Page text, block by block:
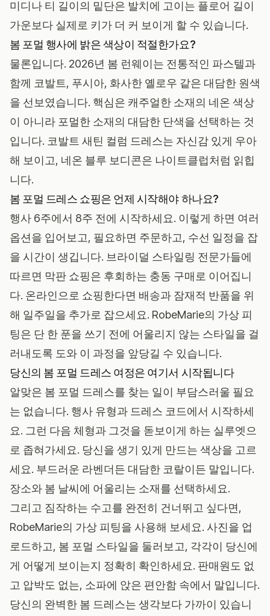
미디나 티 길이의 밑단은 발치에 고이는 플로어 길이
가운보다 실제로 키가 더 커 보이게 할 수 있습니다.
봄 포멀 행사에 밝은 색상이 적절한가요?
물론입니다. 2026년 봄 런웨이는 전통적인 파스텔과
함께 코발트, 푸시아, 화사한 옐로우 같은 대담한 원색
을 선보였습니다. 핵심은 캐주얼한 소재의 네온 색상
이 아니라 포멀한 소재의 대담한 단색을 선택하는 것
입니다. 코발트 새틴 컬럼 드레스는 자신감 있게 우아
해 보이고, 네온 블루 보디콘은 나이트클럽처럼 읽힙
니다.
봄 포멀 드레스 쇼핑은 언제 시작해야 하나요?
행사 6주에서 8주 전에 시작하세요. 이렇게 하면 여러
옵션을 입어보고, 필요하면 주문하고, 수선 일정을 잡
을 시간이 생깁니다. 브라이덜 스타일링 전문가들에
따르면 막판 쇼핑은 후회하는 충동 구매로 이어집니
다. 온라인으로 쇼핑한다면 배송과 잠재적 반품을 위
해 일주일을 추가로 잡으세요. RobeMarie의 가상 피
팅은 단 한 푼을 쓰기 전에 어울리지 않는 스타일을 걸
러내도록 도와 이 과정을 앞당길 수 있습니다.
당신의 봄 포멀 드레스 여정은 여기서 시작됩니다
알맞은 봄 포멀 드레스를 찾는 일이 부담스러울 필요
는 없습니다. 행사 유형과 드레스 코드에서 시작하세
요. 그런 다음 체형과 그것을 돋보이게 하는 실루엣으
로 좁혀가세요. 당신을 생기 있게 만드는 색상을 고르
세요. 부드러운 라벤더든 대담한 코랄이든 말입니다.
장소와 봄 날씨에 어울리는 소재를 선택하세요.
그리고 짐작하는 수고를 완전히 건너뛰고 싶다면,
RobeMarie의 가상 피팅을 사용해 보세요. 사진을 업
로드하고, 봄 포멀 스타일을 둘러보고, 각각이 당신에
게 어떻게 보이는지 정확히 확인하세요. 판매원도 없
고 압박도 없는, 소파에 앉은 편안함 속에서 말입니다.
당신의 완벽한 봄 드레스는 생각보다 가까이 있습니